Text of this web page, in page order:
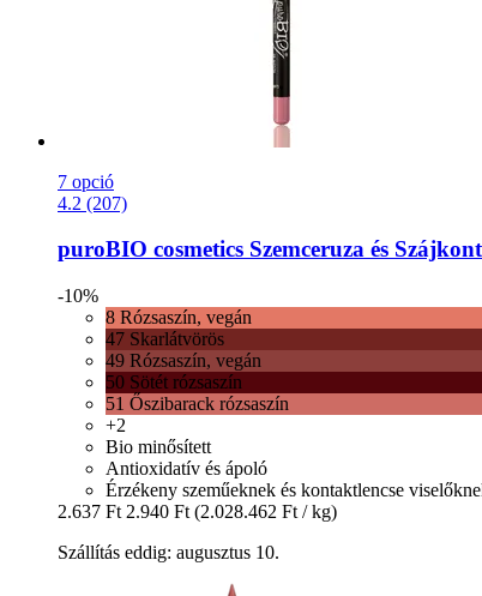
7 opció
4.2 (207)
puroBIO cosmetics Szemceruza és
-10%
8 Rózsaszín, vegán
47 Skarlátvörös
49 Rózsaszín, vegán
50 Sötét rózsaszín
51 Őszibarack rózsaszín
+2
Bio minősített
Antioxidatív és ápoló
Érzékeny szeműeknek és kontaktlencse
2.637 Ft 2.940 Ft (2.028.462 Ft / kg)
Szállítás eddig: augusztus 10.